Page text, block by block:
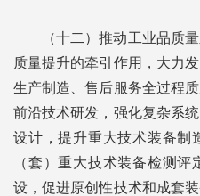
（十二）推动工业品质
质量提升的牵引作用，大力
生产制造、售后服务全过程
前沿技术研发，强化复杂系
设计，提升重大技术装备制
（套）重大技术装备检测
设，促进原创性技术和成套